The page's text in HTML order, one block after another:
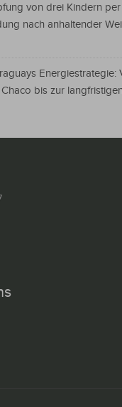
von drei Kindern per
nach anhaltender
Energiestrategie:
bis zur